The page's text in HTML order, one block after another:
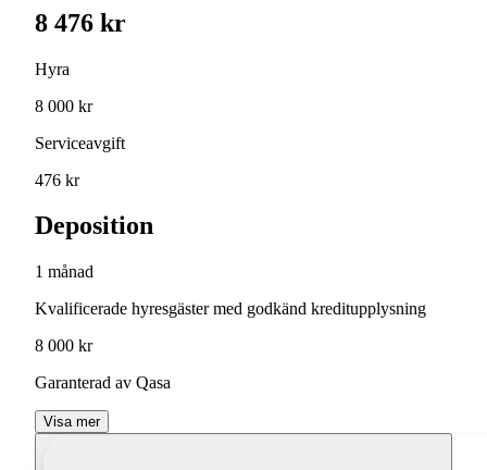
8 476 kr
Hyra
8 000 kr
Serviceavgift
476 kr
Deposition
1 månad
Kvalificerade hyresgäster med godkänd kreditupplysning
8 000 kr
Garanterad av Qasa
Visa mer